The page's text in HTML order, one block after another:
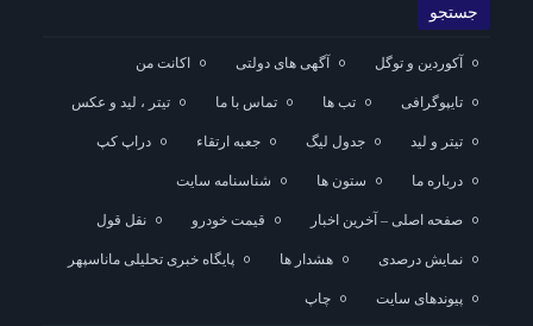
آکوردین و توگل آگهی های دولتی اکانت من
تایپوگرافی تب ها تماس با ما تیتر ، لید و عکس
تیتر و لید جدول لیگ جعبه ارتقاء دراپ کپ
درباره ما ستون ها شناسنامه سایت
صفحه اصلی – آخرین اخبار قیمت خودرو نقل قول
نمایش درصدی هشدار ها پایگاه خبری تحلیلی ماناسپهر
پیوندهای سایت چاپ